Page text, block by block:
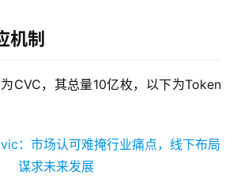
机制
CVC，其总量10亿枚，以下为Token